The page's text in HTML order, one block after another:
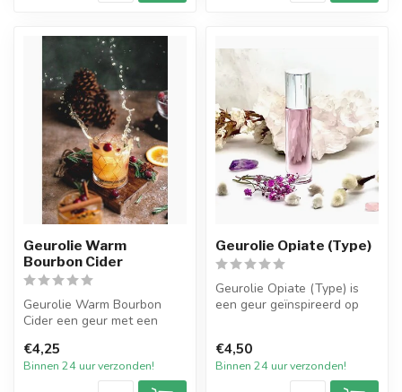
Geurolie Warm
Bourbon Cider
Geurolie Warm Bourbon
Cider een geur met een
vanille, z...
€4,25
Binnen 24 uur verzonden!
Geurolie Opiate (Type)
Geurolie Opiate (Type) is
een geur geïnspireerd op
€4,50
Binnen 24 uur verzonden!